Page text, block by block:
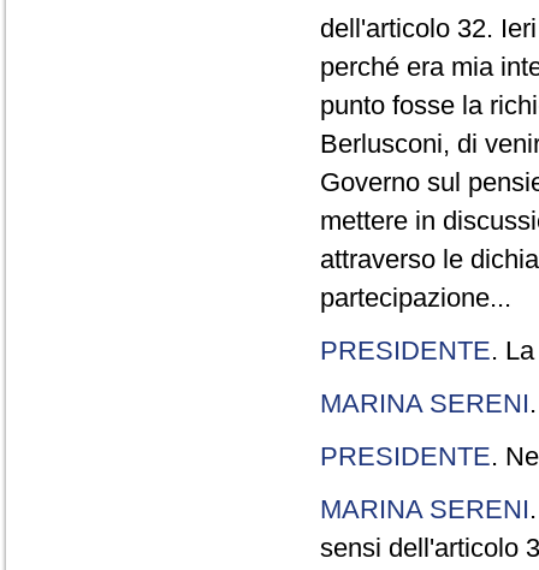
dell'articolo 32.
perché era mia
punto fosse la
Berlusconi, di
Governo sul
mettere in
attraverso le
partecipazione...
PRESIDENTE.
MARINA SERENI
PRESIDENTE.
MARINA SERENI
sensi dell'articolo